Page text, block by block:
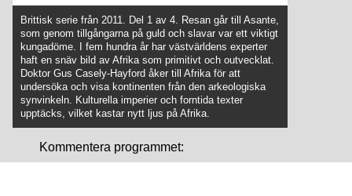
Brittisk serie från 2011. Del 1 av 4. Resan går till Asante,
som genom tillgångarna på guld och slavar var ett viktigt
kungadöme. I fem hundra år har västvärldens experter
haft en snäv bild av Afrika som primitivt och outvecklat.
Doktor Gus Casely-Hayford åker till Afrika för att
undersöka och visa kontinenten från den arkeologiska
synvinkeln. Kulturella imperier och forntida texter
upptäcks, vilket kastar nytt ljus på Afrika.
Kommentera programmet: